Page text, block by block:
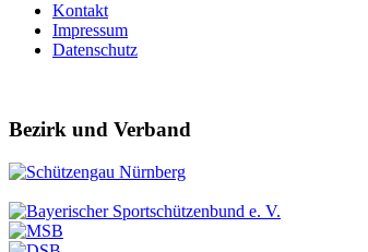
Kontakt
Impressum
Datenschutz
Bezirk und Verband